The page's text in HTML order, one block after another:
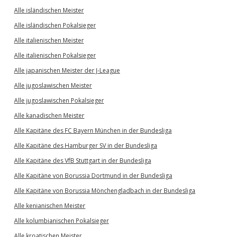
Alle isländischen Meister
Alle isländischen Pokalsieger
Alle italienischen Meister
Alle italienischen Pokalsieger
Alle japanischen Meister der J-League
Alle jugoslawischen Meister
Alle jugoslawischen Pokalsieger
Alle kanadischen Meister
Alle Kapitäne des FC Bayern München in der Bundesliga
Alle Kapitäne des Hamburger SV in der Bundesliga
Alle Kapitäne des VfB Stuttgart in der Bundesliga
Alle Kapitäne von Borussia Dortmund in der Bundesliga
Alle Kapitäne von Borussia Mönchengladbach in der Bundesliga
Alle kenianischen Meister
Alle kolumbianischen Pokalsieger